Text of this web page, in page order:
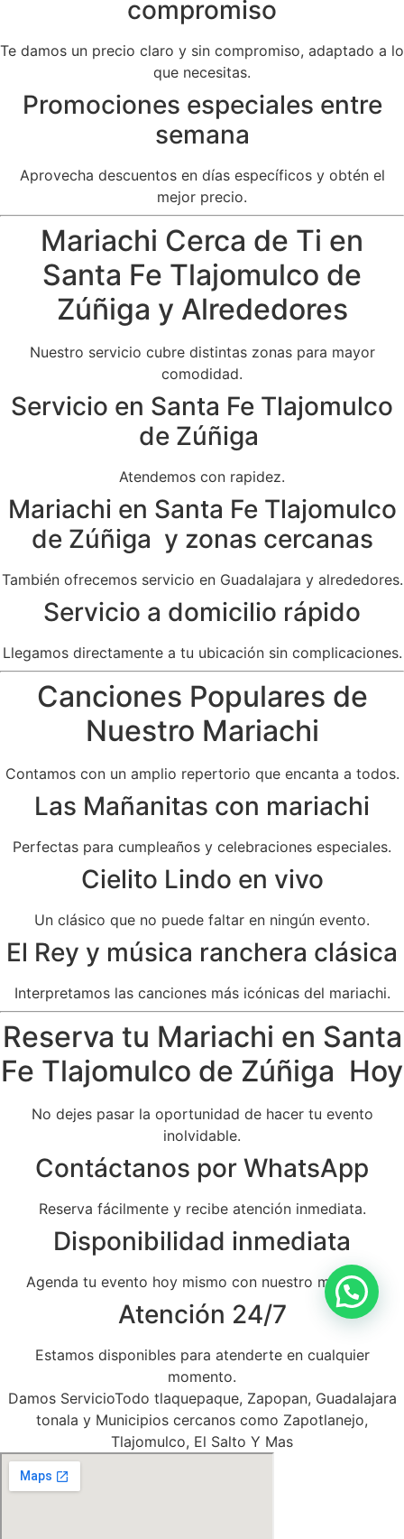
compromiso
Te damos un precio claro y sin compromiso, adaptado a lo
que necesitas.
Promociones especiales entre
semana
Aprovecha descuentos en días específicos y obtén el
mejor precio.
Mariachi Cerca de Ti en
Santa Fe Tlajomulco de
Zúñiga y Alrededores
Nuestro servicio cubre distintas zonas para mayor
comodidad.
Servicio en Santa Fe Tlajomulco
de Zúñiga
Atendemos con rapidez.
Mariachi en Santa Fe Tlajomulco
de Zúñiga y zonas cercanas
También ofrecemos servicio en Guadalajara y alrededores.
Servicio a domicilio rápido
Llegamos directamente a tu ubicación sin complicaciones.
Canciones Populares de
Nuestro Mariachi
Contamos con un amplio repertorio que encanta a todos.
Las Mañanitas con mariachi
Perfectas para cumpleaños y celebraciones especiales.
Cielito Lindo en vivo
Un clásico que no puede faltar en ningún evento.
El Rey y música ranchera clásica
Interpretamos las canciones más icónicas del mariachi.
Reserva tu Mariachi en Santa
Fe Tlajomulco de Zúñiga Hoy
No dejes pasar la oportunidad de hacer tu evento
inolvidable.
Contáctanos por WhatsApp
Reserva fácilmente y recibe atención inmediata.
Disponibilidad inmediata
Agenda tu evento hoy mismo con nuestro mariachi.
Atención 24/7
Estamos disponibles para atenderte en cualquier
momento.
Damos ServicioTodo tlaquepaque, Zapopan, Guadalajara
tonala y Municipios cercanos como Zapotlanejo,
Tlajomulco, El Salto Y Mas